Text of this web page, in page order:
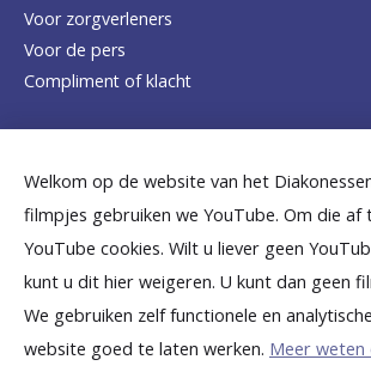
Welkom op de website van het
filmpjes gebruiken we YouTube. Om die af
YouTube cookies. Wilt u liever geen
kunt u dit hier weigeren. U kunt dan geen
We gebruiken zelf functionele en
website goed te laten werken. Meer weten
h
o
p
a
g
e
Voor zorgverleners
Voor de pers
Compliment of klacht
Dicht bij jou
B
e
k
B
e
k
B
e
k
B
e
k